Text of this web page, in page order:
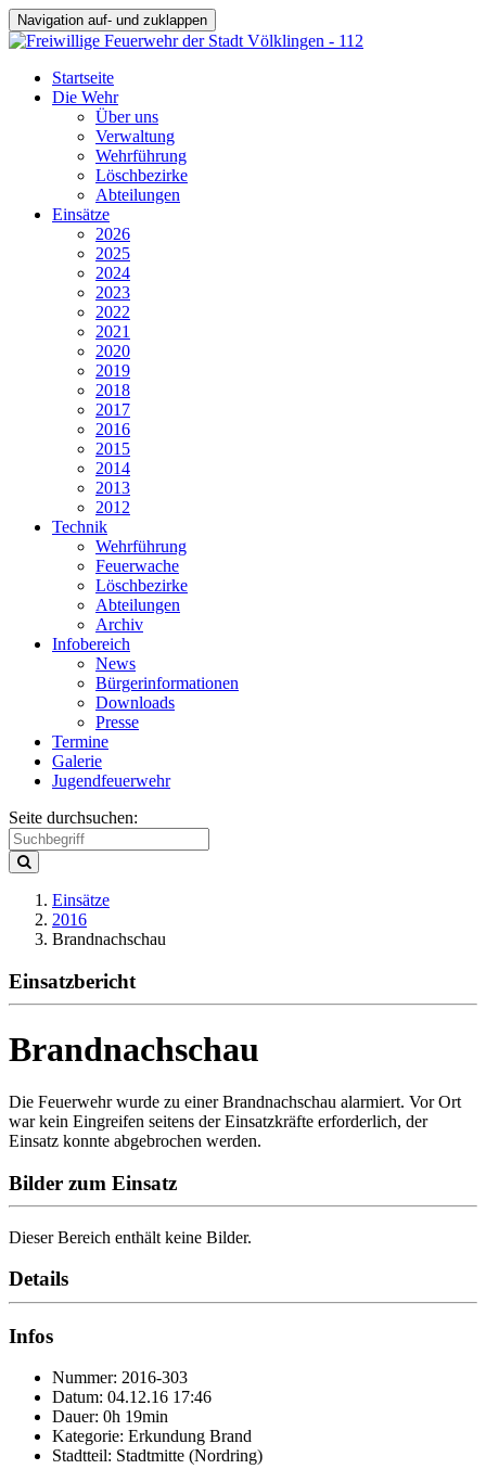
Navigation auf- und zuklappen
Startseite
Die Wehr
Über uns
Verwaltung
Wehrführung
Löschbezirke
Abteilungen
Einsätze
2026
2025
2024
2023
2022
2021
2020
2019
2018
2017
2016
2015
2014
2013
2012
Technik
Wehrführung
Feuerwache
Löschbezirke
Abteilungen
Archiv
Infobereich
News
Bürgerinformationen
Downloads
Presse
Termine
Galerie
Jugendfeuerwehr
Seite durchsuchen:
Einsätze
2016
Brandnachschau
Einsatzbericht
Brandnachschau
Die Feuerwehr wurde zu einer Brandnachschau alarmiert. Vor Ort
war kein Eingreifen seitens der Einsatzkräfte erforderlich, der
Einsatz konnte abgebrochen werden.
Bilder zum Einsatz
Dieser Bereich enthält keine Bilder.
Details
Infos
Nummer: 2016-303
Datum: 04.12.16 17:46
Dauer: 0h 19min
Kategorie: Erkundung Brand
Stadtteil: Stadtmitte (Nordring)